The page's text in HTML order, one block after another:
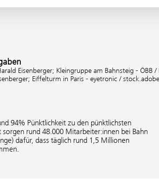
Eisenberger; Kleingruppe am Bahnsteig - ÖBB /
Eiffelturm in Paris - eyetronic /
94% Pünktlichkeit zu den pünktlichsten
sorgen rund 48.000 Mitarbeiter:innen bei Bahn
dafür, dass täglich rund 1,5 Millionen